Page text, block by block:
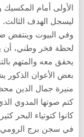
الأولى أمام
ليسجل الهدف
وفي البيوت وينتفض
لحظة فخر وطني، أن
يحقق معه والمتهم
بعض الأعوان الذكور
منيرة جمال الدين
كتم صوتها المدوي
كانوا كتوتياء البحر
في سجن برج الرومي